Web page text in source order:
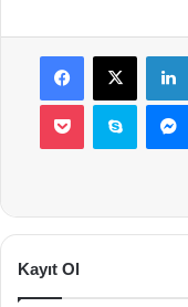
Facebook
X
Pocket Skype
Kayıt Ol